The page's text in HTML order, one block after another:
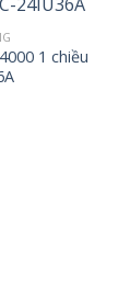
1 chiều